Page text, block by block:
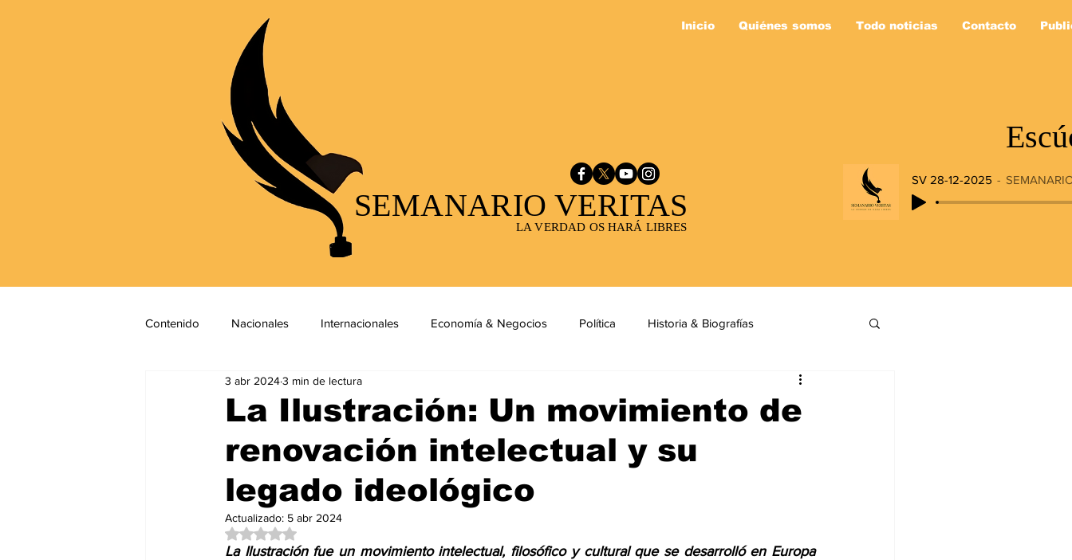
Inicio Quiénes somos Todo noticias Contacto
LA VERDAD OS HARÁ LIBRES
SEMANARIO VERITAS
SV 28-12-2025
Contenido Nacionales Internacionales Economía & Negocios Política Historia & Biografías
Salud & Bienestar Editorial
Mundo Gastronómico Mundo Animal Arte & Cultura Deportes
La Ilustración: Un movimiento de
renovación intelectual y su
legado ideológico
3 abr 20243 min de lectura
Actualizado: 5 abr 2024
Obtuvo NaN de 5 estrellas.
La Ilustración fue un movimiento intelectual, filosófico y cultural que se desarrolló en Europa